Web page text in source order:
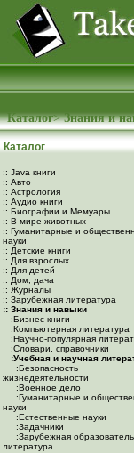
Каталог>Знания и
Каталог
:: Java книги
:: Авто
:: Астрология
:: Аудио книги
:: Биографии и Мемуары
:: В мире животных
:: Гуманитарные и
науки
:: Детские книги
:: Для взрослых
:: Для детей
:: Дом, дача
:: Журналы
:: Зарубежная литература
:: Знания и навыки
:Бизнес-книги
:Компьютерная литература
:Научно-популярная
:Словари, справочники
:Учебная и научная
:Безопасность
жизнедеятельности
:Военное дело
:Гуманитарные и
науки
:Естественные науки
:Задачники
:Зарубежная
литература